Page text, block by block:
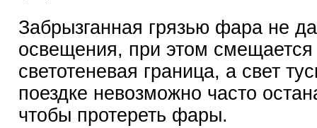
Забрызганная грязью фара не
освещения, при этом смещается
светотеневая граница, а свет
поездке невозможно часто
чтобы протереть фары.